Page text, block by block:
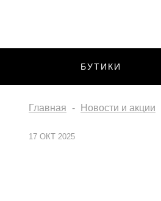
БУТИКИ
Главная Новости и акции
17 ОКТ 2025